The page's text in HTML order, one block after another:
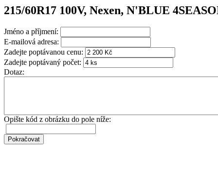
215/60R17 100V, Nexen, N'BLUE
Jméno a příjmení:
E-mailová adresa:
Zadejte poptávanou cenu:
Zadejte poptávaný počet:
Dotaz:
Opište kód z obrázku do pole níže: